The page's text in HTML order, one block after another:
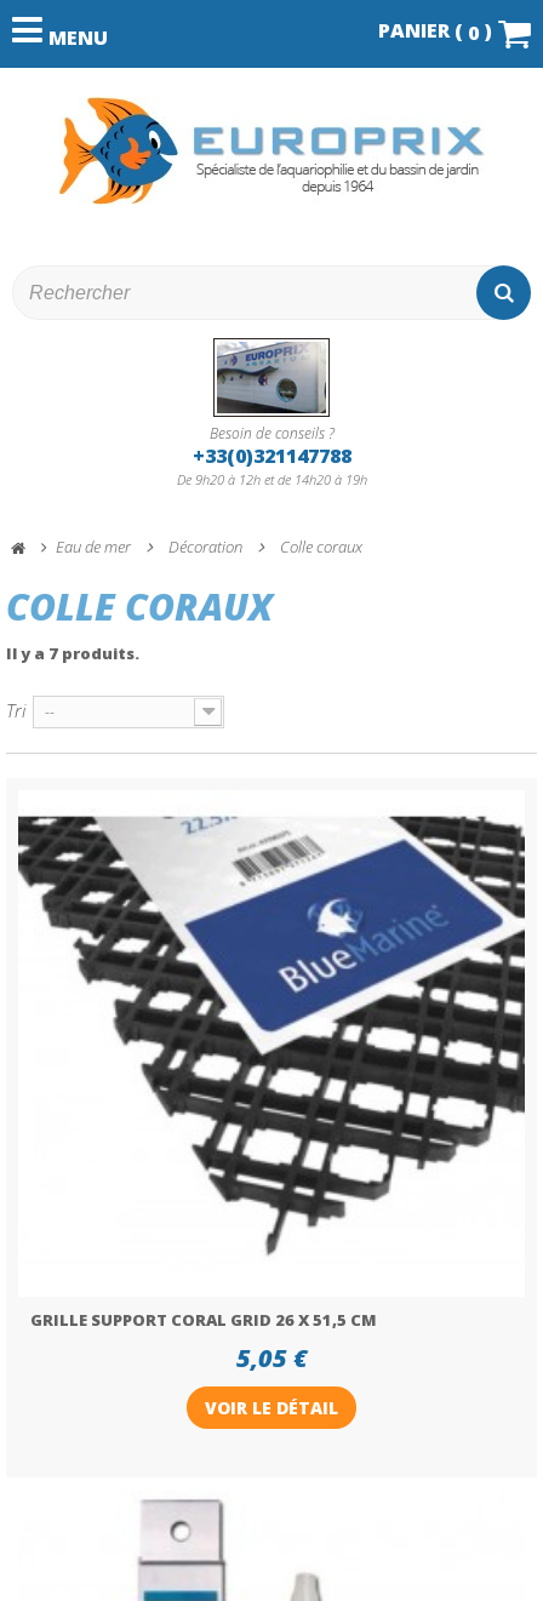
MENU PANIER ( 0 )
Besoin de conseils ?
+33(0)321147788
De 9h20 à 12h et de 14h20 à 19h
Eau de mer Décoration Colle coraux
COLLE CORAUX
Il y a 7 produits.
Tri --
GRILLE SUPPORT CORAL GRID 26 X 51,5 CM
5,05 €
VOIR LE DÉTAIL